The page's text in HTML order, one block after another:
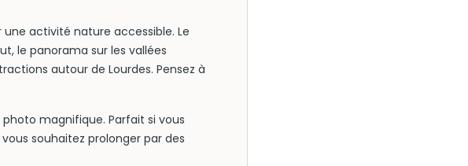
une activité nature accessible. Le
le panorama sur les vallées
autour de Lourdes. Pensez à
photo magnifique. Parfait si vous
souhaitez prolonger par des